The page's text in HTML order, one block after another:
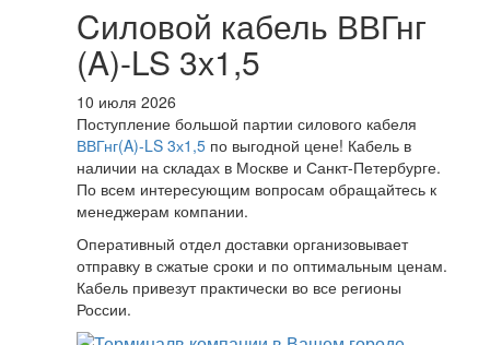
Cиловой кабель ВВГнг
(A)-LS 3х1,5
10 июля 2026
Поступление большой партии силового кабеля
ВВГнг(A)-LS 3х1,5 по выгодной цене! Кабель в
наличии на складах в Москве и Санкт-Петербурге.
По всем интересующим вопросам обращайтесь к
менеджерам компании.
Оперативный отдел доставки организовывает
отправку в сжатые сроки и по оптимальным ценам.
Кабель привезут практически во все регионы
России.